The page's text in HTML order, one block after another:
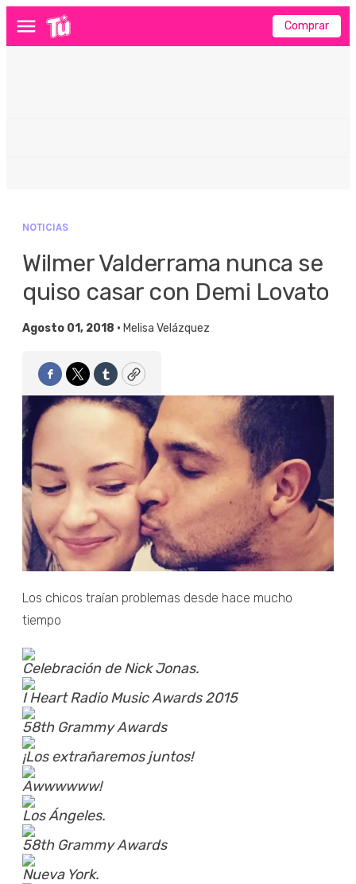
Menú Comprar
NOTICIAS
Wilmer Valderrama nunca se
quiso casar con Demi Lovato
Agosto 01, 2018 • Melisa Velázquez
Facebook
TwitterTumblrCopy
Los chicos traían problemas desde hace mucho
tiempo
Celebración de Nick Jonas.
I Heart Radio Music Awards 2015
58th Grammy Awards
¡Los extrañaremos juntos!
Awwwwww!
Los Ángeles.
58th Grammy Awards
Nueva York.